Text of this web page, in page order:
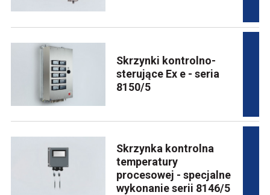
Skrzynki kontrolno-
sterujące Ex e - seria
8150/5
Skrzynka kontrolna
temperatury
procesowej - specjalne
wykonanie serii 8146/5